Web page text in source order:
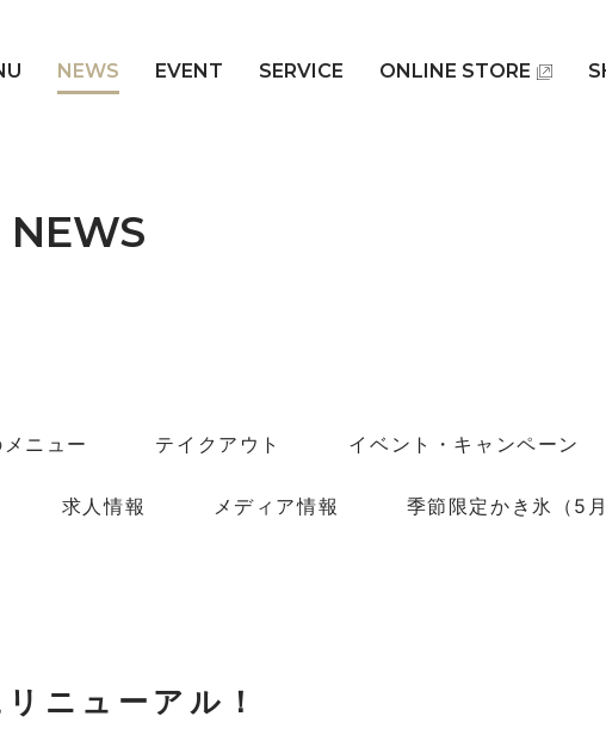
NEWS EVENT SERVICE ONLINE STORE
NEWS
ニュー テイクアウト イベント・キャンペーン
求人情報 メディア情報 季節限定かき氷（5
ニューアル！